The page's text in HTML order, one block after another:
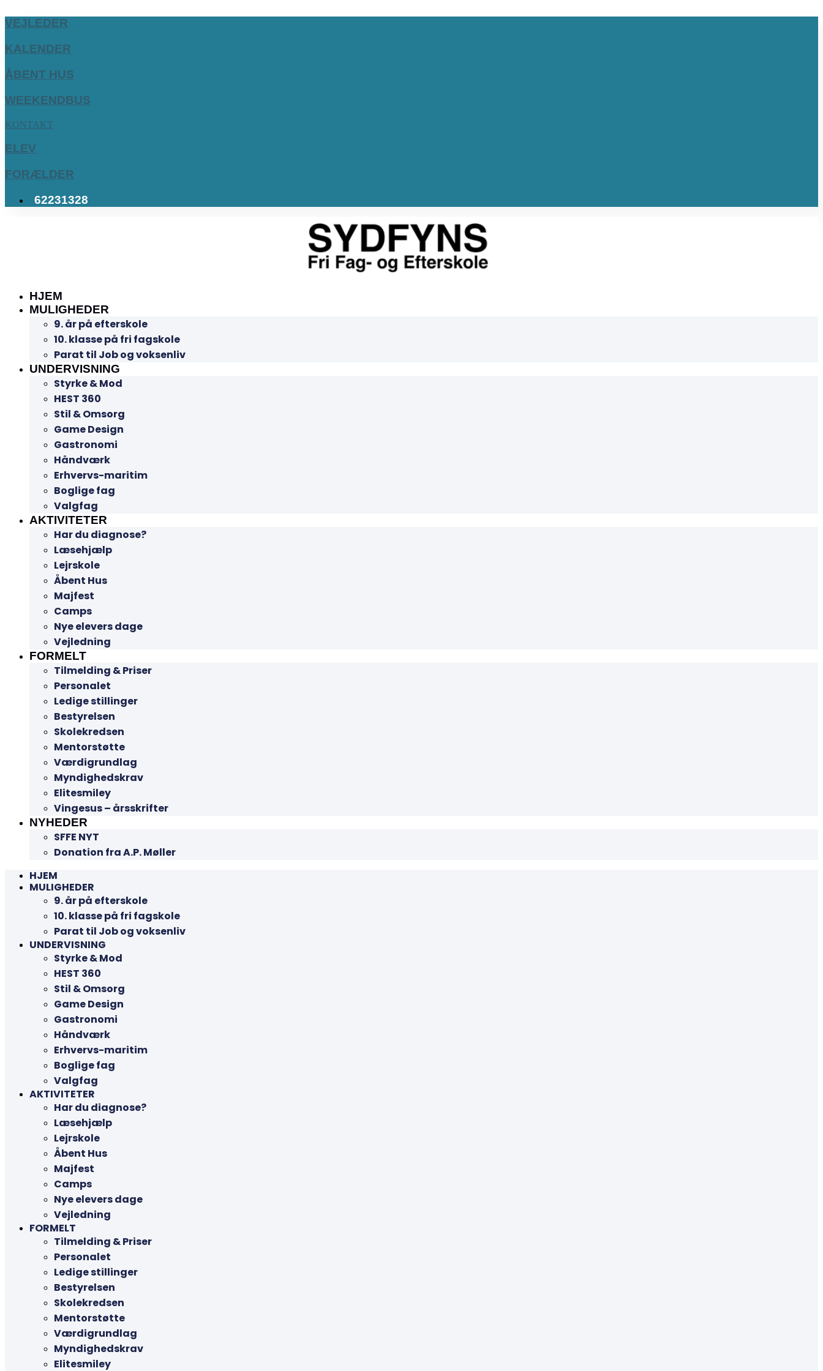
VEJLEDER
KALENDER
ÅBENT HUS
WEEKENDBUS
KONTAKT
ELEV
FORÆLDER
62231328
HJEM
MULIGHEDER
9. år på efterskole
10. klasse på fri fagskole
Parat til Job og voksenliv
UNDERVISNING
Styrke & Mod
HEST 360
Stil & Omsorg
Game Design
Gastronomi
Håndværk
Erhvervs-maritim
Boglige fag
Valgfag
AKTIVITETER
Har du diagnose?
Læsehjælp
Lejrskole
Åbent Hus
Majfest
Camps
Nye elevers dage
Vejledning
FORMELT
Tilmelding & Priser
Personalet
Ledige stillinger
Bestyrelsen
Skolekredsen
Mentorstøtte
Værdigrundlag
Myndighedskrav
Elitesmiley
Vingesus – årsskrifter
NYHEDER
SFFE NYT
Donation fra A.P. Møller
HJEM
MULIGHEDER
9. år på efterskole
10. klasse på fri fagskole
Parat til Job og voksenliv
UNDERVISNING
Styrke & Mod
HEST 360
Stil & Omsorg
Game Design
Gastronomi
Håndværk
Erhvervs-maritim
Boglige fag
Valgfag
AKTIVITETER
Har du diagnose?
Læsehjælp
Lejrskole
Åbent Hus
Majfest
Camps
Nye elevers dage
Vejledning
FORMELT
Tilmelding & Priser
Personalet
Ledige stillinger
Bestyrelsen
Skolekredsen
Mentorstøtte
Værdigrundlag
Myndighedskrav
Elitesmiley